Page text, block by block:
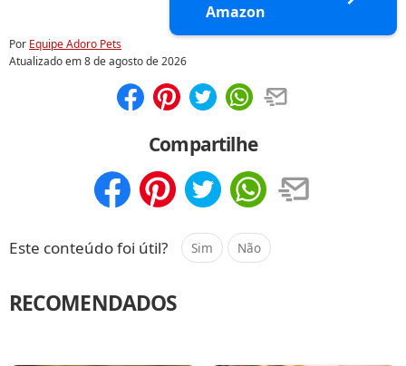
Amazon
Por Equipe Adoro Pets
Atualizado em8 de agosto de 2026
Compartilhe
Este conteúdo foi útil? Sim Não
RECOMENDADOS